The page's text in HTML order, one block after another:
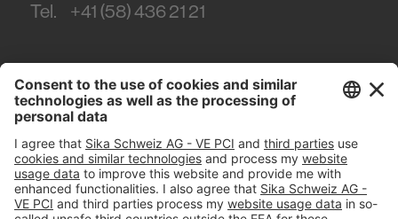
Tel. +41 (58) 436 21 21
#PCI